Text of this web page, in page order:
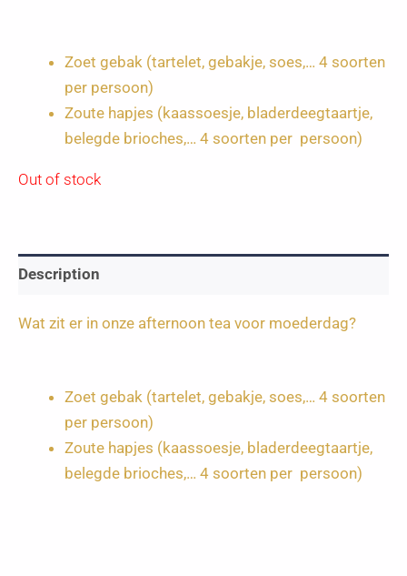
Zoet gebak (tartelet, gebakje, soes,… 4 soorten
per persoon)
Zoute hapjes (kaassoesje, bladerdeegtaartje,
belegde brioches,… 4 soorten per persoon)
Out of stock
Description
Wat zit er in onze afternoon tea voor moederdag?
Zoet gebak (tartelet, gebakje, soes,… 4 soorten
per persoon)
Zoute hapjes (kaassoesje, bladerdeegtaartje,
belegde brioches,… 4 soorten per persoon)